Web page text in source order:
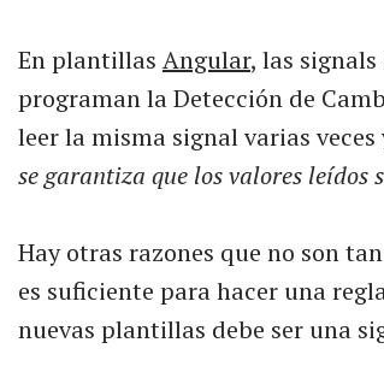
En plantillas Angular, las
programan la Detección de
leer la misma signal varias
se garantiza que los valores leídos
Hay otras razones que no son
es suficiente para hacer una
nuevas plantillas debe ser una